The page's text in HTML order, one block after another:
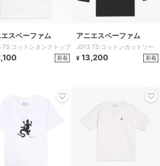
スベーファム
TS コットンタンクトップ
新着
アニエスベーファム
JG13 TS コットンカットソー
¥ 13,200 新着